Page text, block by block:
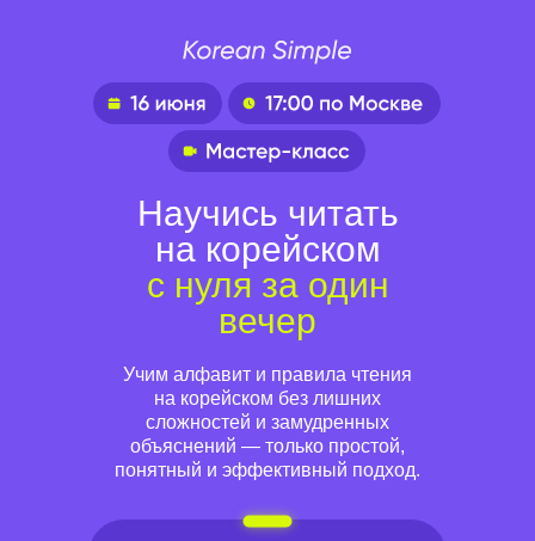
Научись читать
на корейском
с нуля за один
вечер
Учим алфавит и правила чтения
на корейском без лишних
сложностей и замудренных
объяснений — только простой,
понятный и эффективный подход.